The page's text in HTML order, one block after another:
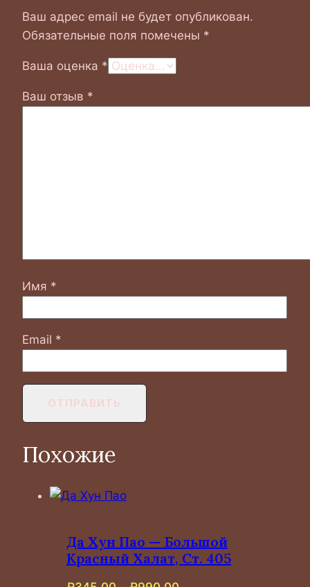
Ваш адрес email не будет опубликован.
Обязательные поля помечены *
Ваша оценка *
Ваш отзыв *
Имя *
Email *
Похожие
Да Хун Пао — Большой
Красный Халат, Ст. 405